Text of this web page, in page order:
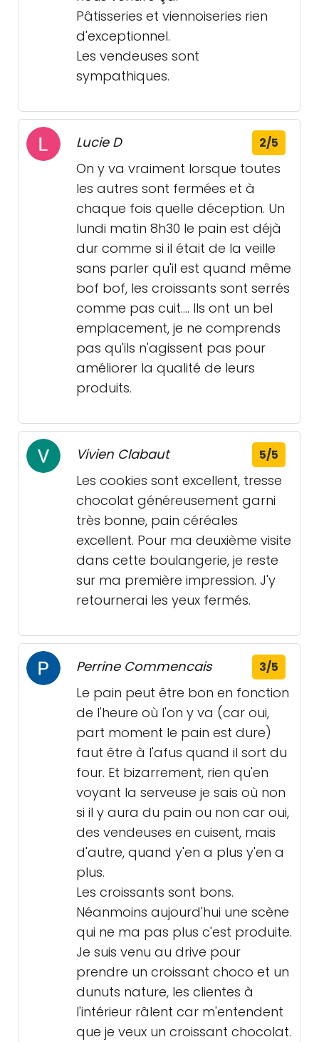
Pâtisseries et viennoiseries rien
d'exceptionnel.
Les vendeuses sont
sympathiques.
Lucie D 2/5
On y va vraiment lorsque toutes
les autres sont fermées et à
chaque fois quelle déception. Un
lundi matin 8h30 le pain est déjà
dur comme si il était de la veille
sans parler qu'il est quand même
bof bof, les croissants sont serrés
comme pas cuit.... Ils ont un bel
emplacement, je ne comprends
pas qu'ils n'agissent pas pour
améliorer la qualité de leurs
produits.
Vivien Clabaut 5/5
Les cookies sont excellent, tresse
chocolat généreusement garni
très bonne, pain céréales
excellent. Pour ma deuxième visite
dans cette boulangerie, je reste
sur ma première impression. J'y
retournerai les yeux fermés.
Perrine Commencais 3/5
Le pain peut être bon en fonction
de l'heure où l'on y va (car oui,
part moment le pain est dure)
faut être à l'afus quand il sort du
four. Et bizarrement, rien qu'en
voyant la serveuse je sais où non
si il y aura du pain ou non car oui,
des vendeuses en cuisent, mais
d'autre, quand y'en a plus y'en a
plus.
Les croissants sont bons.
Néanmoins aujourd'hui une scène
qui ne ma pas plus c'est produite.
Je suis venu au drive pour
prendre un croissant choco et un
dunuts nature, les clientes à
l'intérieur râlent car m'entendent
que je veux un croissant chocolat.